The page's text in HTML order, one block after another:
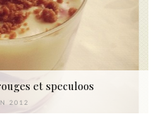
et speculoos
2012